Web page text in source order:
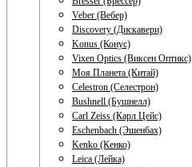
Veber (Вебер)
Discovery (Дискавери)
Konus (Конус)
Vixen Optics (Виксен Оптикс)
Моя Планета (Китай)
Celestron (Селестрон)
Bushnell (Бушнелл)
Carl Zeiss (Карл Цейс)
Eschenbach (Эшенбах)
Kenko (Кенко)
Leica (Лейка)